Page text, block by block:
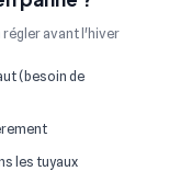
avant l'hiver
(besoin de
les tuyaux